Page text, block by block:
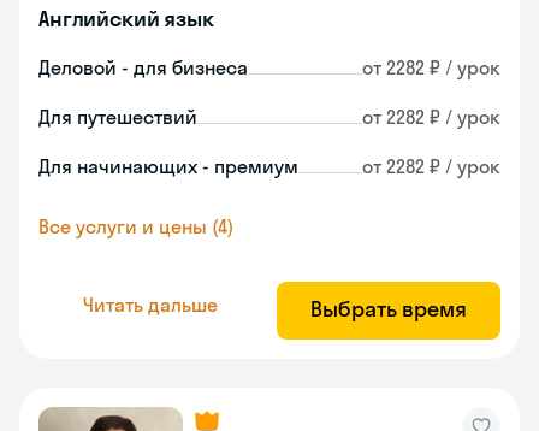
Английский язык
Деловой - для бизнеса от 2282 ₽ / урок
Для путешествий от 2282 ₽ / урок
Для начинающих - премиум от 2282 ₽ / урок
Все услуги и цены (4)
Читать дальше Выбрать время